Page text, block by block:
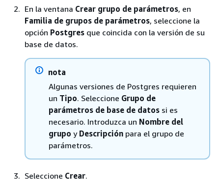
En la ventana Crear grupo de parámetros, en
Familia de grupos de parámetros, seleccione la
opción Postgres que coincida con la versión de su
base de datos.
nota
Algunas versiones de Postgres requieren
un Tipo. Seleccione Grupo de
parámetros de base de datos si es
necesario. Introduzca un Nombre del
grupo y Descripción para el grupo de
parámetros.
Seleccione Crear.